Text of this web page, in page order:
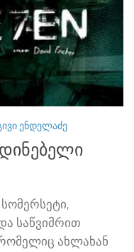
ᲔᲜᲓᲔᲚᲐᲫᲔ
საწვიმრით
ახლახან